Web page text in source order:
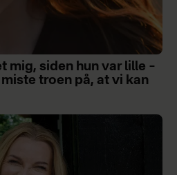
mig, siden hun var lille –
troen på, at vi kan